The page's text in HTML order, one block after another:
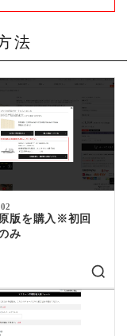
法
版を購入※初回
み